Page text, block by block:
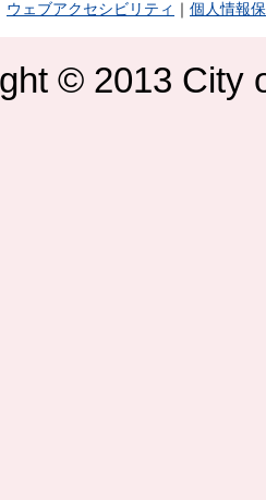
ウェブアクセシビリティ 個人情報
© 2013 City